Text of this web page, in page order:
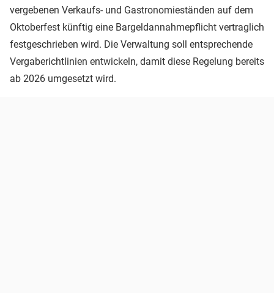
vergebenen Verkaufs- und Gastronomieständen auf dem
Oktoberfest künftig eine Bargeldannahmepflicht vertraglich
festgeschrieben wird. Die Verwaltung soll entsprechende
Vergaberichtlinien entwickeln, damit diese Regelung bereits
ab 2026 umgesetzt wird.